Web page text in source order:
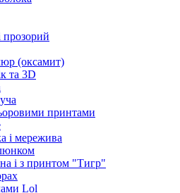
прозорий
(оксамит)
та 3D
принтами
і мережива
і з принтом "Тигр"
Lol